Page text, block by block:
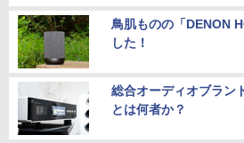
鳥肌ものの「DENON
した！
総合オーディオブラン
とは何者か？